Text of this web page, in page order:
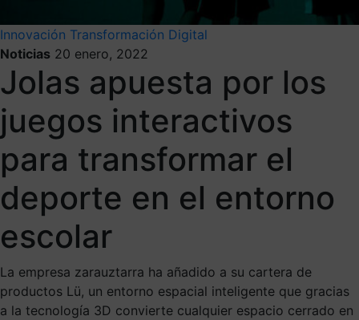
Innovación Transformación Digital
Noticias 20 enero, 2022
Jolas apuesta por los
juegos interactivos
para transformar el
deporte en el entorno
escolar
La empresa zarauztarra ha añadido a su cartera de
productos Lü, un entorno espacial inteligente que gracias
a la tecnología 3D convierte cualquier espacio cerrado en